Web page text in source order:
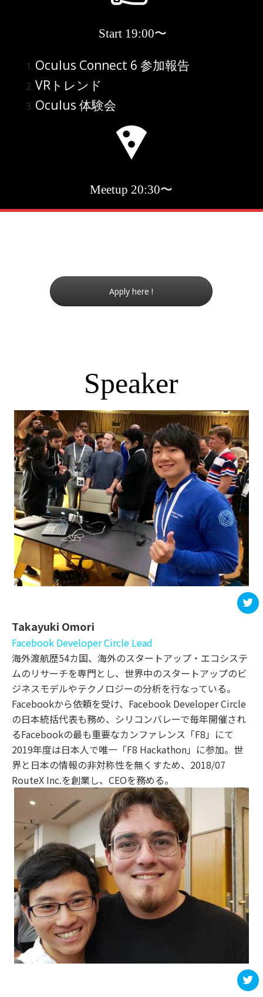
Start 19:00〜
Oculus Connect 6 参加報告
VRトレンド
Oculus 体験会
Meetup 20:30〜
Apply here !
Speaker
Takayuki Omori
Facebook Developer Circle Lead
海外渡航歴54カ国、海外のスタートアップ・エコシステ
ムのリサーチを専門とし、世界中のスタートアップのビ
ジネスモデルやテクノロジーの分析を行なっている。
Facebookから依頼を受け、Facebook Developer Circle
の日本統括代表も務め、シリコンバレーで毎年開催され
るFacebookの最も重要なカンファレンス「F8」にて
2019年度は日本人で唯一「F8 Hackathon」に参加。世
界と日本の情報の非対称性を無くすため、2018/07
RouteX Inc.を創業し、CEOを務める。